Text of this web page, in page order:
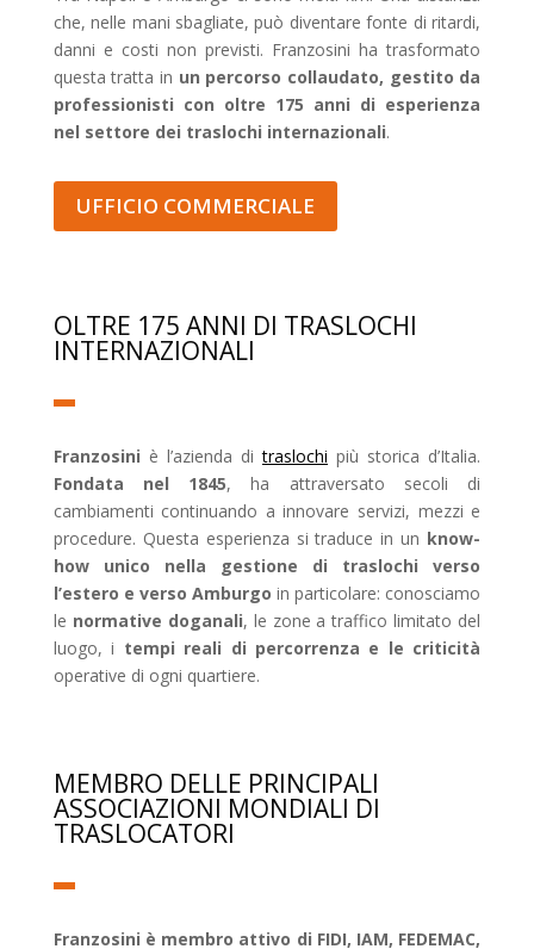
che, nelle mani sbagliate, può diventare fonte di ritardi,
danni e costi non previsti. Franzosini ha trasformato
questa tratta in un percorso collaudato, gestito da
professionisti con oltre 175 anni di esperienza
nel settore dei traslochi internazionali.
UFFICIO COMMERCIALE
OLTRE 175 ANNI DI TRASLOCHI
INTERNAZIONALI
Franzosini è l’azienda ditraslochi più storica d’Italia.
Fondata nel 1845, ha attraversato secoli di
cambiamenti continuando a innovare servizi, mezzi e
procedure. Questa esperienza si traduce in un know-
how unico nella gestione di traslochi verso
l’estero e verso Amburgo in particolare: conosciamo
le normative doganali, le zone a traffico limitato del
luogo, i tempi reali di percorrenza e le criticità
operative di ogni quartiere.
MEMBRO DELLE PRINCIPALI
ASSOCIAZIONI MONDIALI DI
TRASLOCATORI
Franzosini è membro attivo di FIDI, IAM, FEDEMAC,